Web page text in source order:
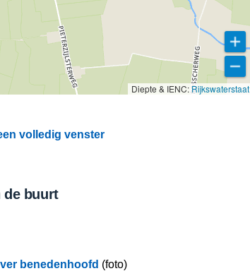
Diepte & IENC:Rijkswaterstaat
volledig venster
de buurt
benedenhoofd (foto)